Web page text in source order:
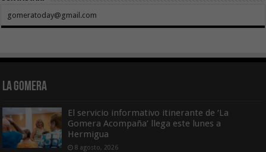
gomeratoday@gmail.com
La Gomera
El servicio informativo itinerante de ‘La
Gomera Acompaña’ llega este lunes a
Hermigua
8 agosto, 2026